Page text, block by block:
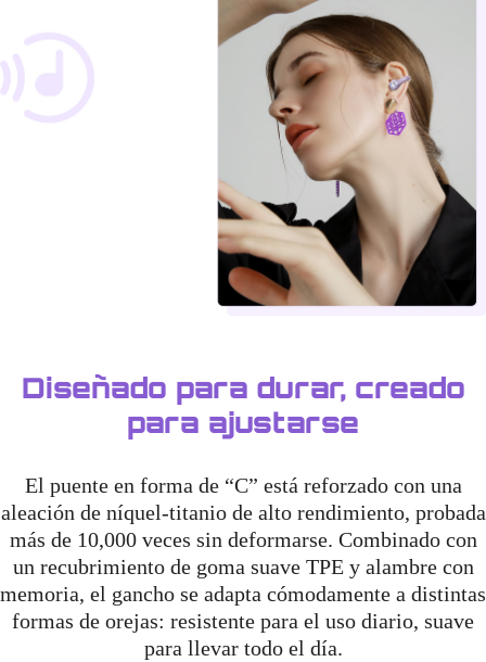
Diseñado para durar, creado
para ajustarse
El puente en forma de “C” está reforzado con una
aleación de níquel-titanio de alto rendimiento, probada
más de 10,000 veces sin deformarse. Combinado con
un recubrimiento de goma suave TPE y alambre con
memoria, el gancho se adapta cómodamente a distintas
formas de orejas: resistente para el uso diario, suave
para llevar todo el día.